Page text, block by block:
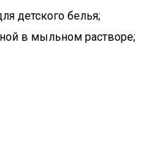
детского белья;
в мыльном растворе;